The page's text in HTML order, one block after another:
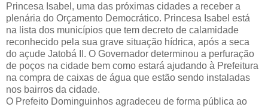
Princesa Isabel, uma das próximas cidades a receber a
plenária do Orçamento Democrático. Princesa Isabel está
na lista dos municípios que tem decreto de calamidade
reconhecido pela sua grave situação hídrica, após a seca
do açude Jatobá II. O Governador determinou a perfuração
de poços na cidade bem como estará ajudando à Prefeitura
na compra de caixas de água que estão sendo instaladas
nos bairros da cidade.
O Prefeito Dominguinhos agradeceu de forma pública ao